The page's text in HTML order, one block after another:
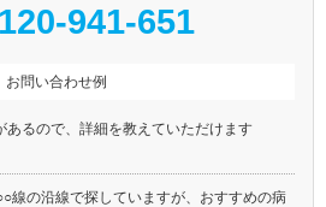
941-651
お問い合わせ例
あるので、詳細を教えていただけます
線の沿線で探していますが、おすすめの病